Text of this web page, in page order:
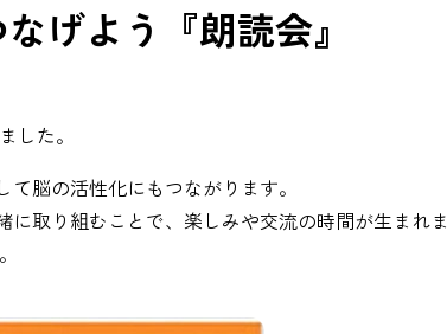
げよう『朗読会』
した。
脳の活性化にもつながります。
取り組むことで、楽しみや交流の時間が生まれま